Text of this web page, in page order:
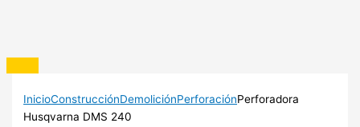
InicioConstrucciónDemoliciónPerforaciónPerforadora
Husqvarna DMS 240